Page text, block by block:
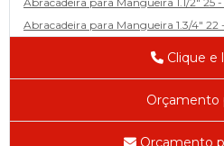
Abracadeira para Mangueira 1.3/4"
Abracadeira para Mangueira 1/2' 14 -
Abracadeira para Mangueira 2" 44 - 57
Abracadeira para Mangueira 3' 70 -
Clique e
Orçamento
Orçamento